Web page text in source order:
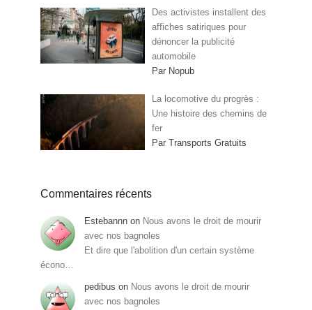
Des activistes installent des
affiches satiriques pour
dénoncer la publicité
automobile
Par Nopub
La locomotive du progrès :
Une histoire des chemins de
fer
Par Transports Gratuits
Commentaires récents
Estebannn on Nous avons le droit de mourir
avec nos bagnoles
Et dire que l'abolition d'un certain système
écono…
pedibus on Nous avons le droit de mourir
avec nos bagnoles